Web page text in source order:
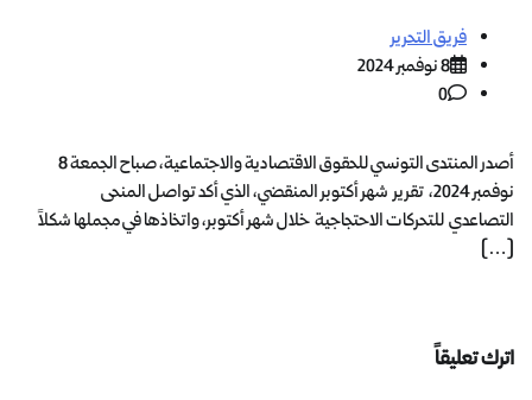
فريق التحرير
8 نوفمبر 2024
0
أصدر المنتدى التونسي للحقوق الاقتصادية والاجتماعية، صباح الجمعة 8
نوفمبر 2024، تقرير شهر أكتوبر المنقضي، الذي أكد تواصل المنحى
التصاعدي للتحركات الاحتجاجية خلال شهر أكتوبر، واتخاذها في مجملها شكلاً
[…]
اترك تعليقاً